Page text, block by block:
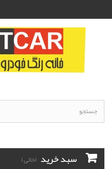
سبد خرید (خالی)